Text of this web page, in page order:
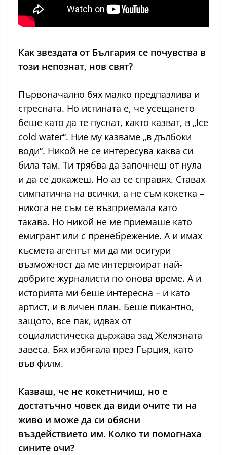
Как звездата от България се почувства в
този непознат, нов свят?
Първоначално бях малко предпазлива и
стресната. Но истината е, че усещането
беше като да те пуснат, както казват, в „Ice
cold water“. Ние му казваме „в дълбоки
води“. Никой не се интересува каква си
била там. Ти трябва да започнеш от нула
и да се докажеш. Но аз се справях. Ставах
симпатична на всички, а не съм кокетка –
никога не съм се възприемала като
такава. Но никой не ме приемаше като
емигрант или с пренебрежение. А и имах
късмета агентът ми да ми осигури
възможност да ме интервюират най-
добрите журналисти по онова време. А и
историята ми беше интересна – и като
артист, и в личен план. Беше пикантно,
защото, все пак, идвах от
социалистическа държава зад Желязната
завеса. Бях избягала през Гърция, като
във филм.
Казваш, че не кокетничиш, но е
достатъчно човек да види очите ти на
живо и може да си обясни
въздействието им. Колко ти помогнаха
сините очи?